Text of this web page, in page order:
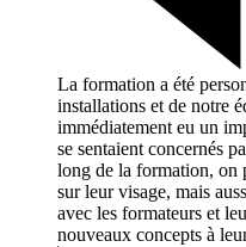
La formation a été
installations et de notre
immédiatement eu un
se sentaient concernés
long de la formation, on
sur leur visage, mais
avec les formateurs et
nouveaux concepts à